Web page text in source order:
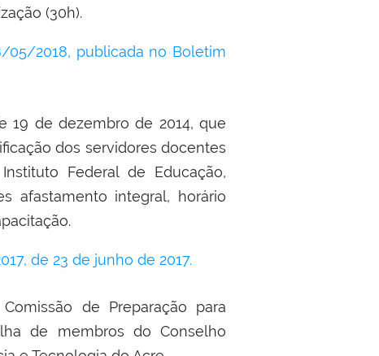
(30h).
05/2018, publicada no Boletim
19 de dezembro de 2014, que
dos servidores docentes
Federal de Educação,
afastamento integral, horário
de 23 de junho de 2017.
de Preparação para
de membros do Conselho